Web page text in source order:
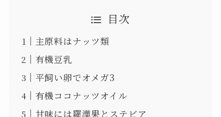
目次
主原料はナッツ類
有機豆乳
平飼い卵でオメガ3
有機ココナッツオイル
甘味には羅漢果とステビア